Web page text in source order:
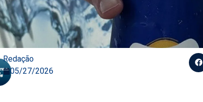
Redação
05/27/2026